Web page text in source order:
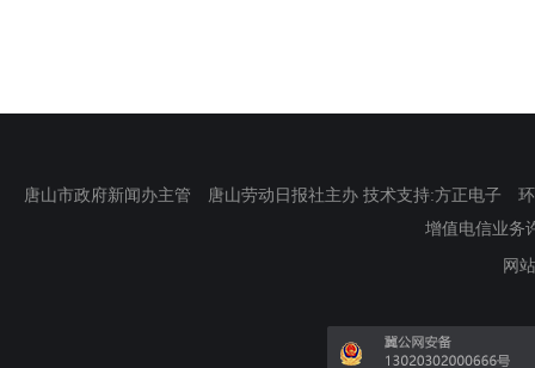
唐山市政府新闻办主管 唐山劳动日报社主办 技术支持:方正电子
增值电信业务
网